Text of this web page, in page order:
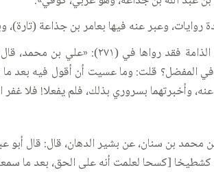
وعبر عنه فيها بعامر بن جذاعة (تارة)،
الثاني: أن الكشي ذكر روايات في عامر بن جذاعة،
في المفضل؟ قلت: وما عسيت أن أقول فيه بعد
وأخبرتهما بسروري بذلك، فلم يفعلا! فلا غفر
بن سنان، عن بشير الدهان، قال: قال أبو
[كسحا لعلمت أنه على الحق، بعد ما